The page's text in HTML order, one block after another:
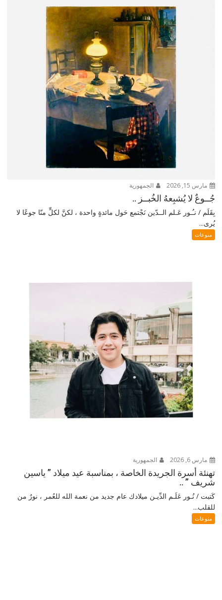
مارس 15, 2026 الجمهورية
جُــوعٌ لا يُشبِعهُ الخُبــز ..
بِقَلَم / نـُـور عَـلم الــدّين نَجْتمع حَول مائدةٍ واحدة ، لكنَّ لكلٍّ منّا جوعًا لا
يُرى...
منوعات
مارس 6, 2026 الجمهورية
تهنئة أسرة الجريدة الخاصة ، بمناسبة عيد ميلاد ” ياسين
شريف ” ..
كَتبت / نُـور عَلَـم الدِّيـن ميلادك عام جديد من نعمة الله للعُمر ، نورٌ من
للقلب...
منوعات